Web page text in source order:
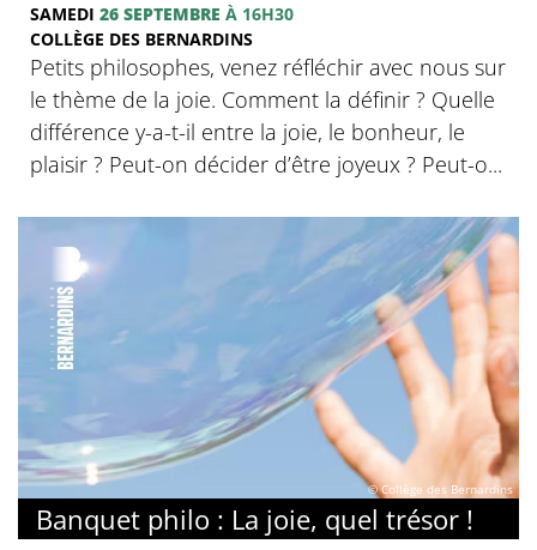
SAMEDI 26 SEPTEMBRE À 16H30
COLLÈGE DES BERNARDINS
Petits philosophes, venez réfléchir avec nous sur
le thème de la joie. Comment la définir ? Quelle
différence y-a-t-il entre la joie, le bonheur, le
plaisir ? Peut-on décider d’être joyeux ? Peut-o...
© Collège des Bernardins
Banquet philo : La joie, quel trésor !